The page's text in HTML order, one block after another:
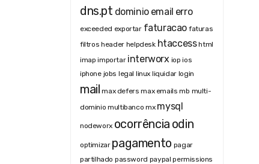
dns.pt dominio email erro
exceeded exportar faturacao faturas
filtros header helpdesk htaccess html
imap importar interworx iop ios
iphone jobs legal linux liquidar login
mail max defers max emails mb multi-
dominio multibanco mx mysql
nodeworx ocorrência odin
optimizar pagamento pagar
partilhado password paypal permissions